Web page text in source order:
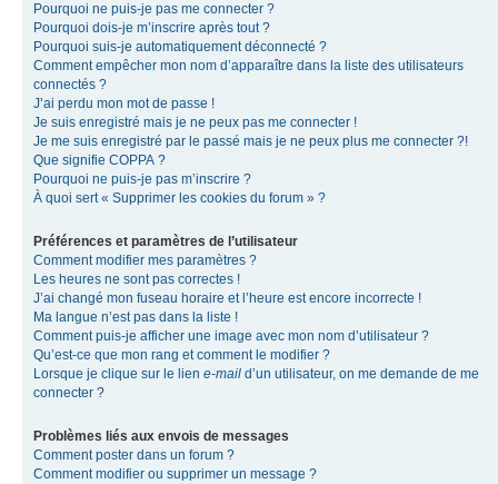
Pourquoi ne puis-je pas me connecter ?
Pourquoi dois-je m’inscrire après tout ?
Pourquoi suis-je automatiquement déconnecté ?
Comment empêcher mon nom d’apparaître dans la liste des utilisateurs
connectés ?
J’ai perdu mon mot de passe !
Je suis enregistré mais je ne peux pas me connecter !
Je me suis enregistré par le passé mais je ne peux plus me connecter ?!
Que signifie COPPA ?
Pourquoi ne puis-je pas m’inscrire ?
À quoi sert « Supprimer les cookies du forum » ?
Préférences et paramètres de l’utilisateur
Comment modifier mes paramètres ?
Les heures ne sont pas correctes !
J’ai changé mon fuseau horaire et l’heure est encore incorrecte !
Ma langue n’est pas dans la liste !
Comment puis-je afficher une image avec mon nom d’utilisateur ?
Qu’est-ce que mon rang et comment le modifier ?
Lorsque je clique sur le lien e-mail d’un utilisateur, on me demande de me
connecter ?
Problèmes liés aux envois de messages
Comment poster dans un forum ?
Comment modifier ou supprimer un message ?